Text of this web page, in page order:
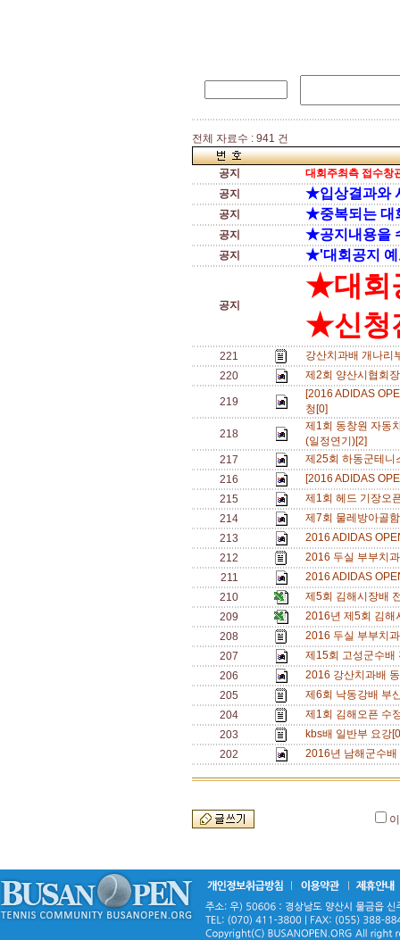
전체 자료수 : 941 건
공지
대회주최측 접수창
공지
★입상결과와
공지 ★중복되는 대
공지 ★공지내용을
공지 ★'대회공지 예
공지
★대회
★신청
221
강산치과배 개나
220
제2회 양산시협회
219
[2016 ADIDAS
청[0]
218
제1회 동창원 자동
(일정연기)[2]
217
제25회 하동군테
216
[2016 ADIDAS
215
제1회 헤드 기장오
214
제7회 물레방아골
213
2016 ADIDAS
212
2016 두실 부부치
211
2016 ADIDAS
210
제5회 김해시장배
209
2016년 제5회 김
208
2016 두실 부부치
207
제15회 고성군수
206
2016 강산치과배
205
제6회 낙동강배 부
204
제1회 김해오픈 수
203
kbs배 일반부 요강
202
2016년 남해군수